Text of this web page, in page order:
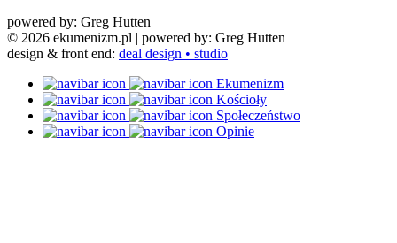
powered by: Greg Hutten
© 2026 ekumenizm.pl | powered by: Greg Hutten
design & front end: deal design • studio
Ekumenizm
Kościoły
Społeczeństwo
Opinie